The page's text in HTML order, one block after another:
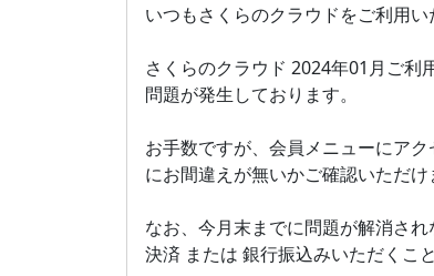
いつもさくらのクラウドをご利用い
さくらのクラウド 2024年01月ご利
問題が発生しております。
お手数ですが、会員メニューにア
にお間違えが無いかご確認いただけ
なお、今月末までに問題が解消さ
決済 または 銀行振込みいただくこ